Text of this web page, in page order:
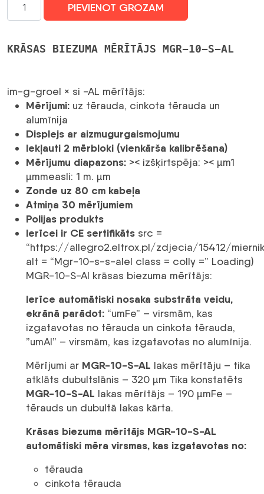
Technology
biezuma
10-
daudzums
PIEVIENOT GROZAM
KRĀSAS BIEZUMA MĒRĪTĀJS MGR-10-S-AL
im-g-groel × si -AL mērītājs:
Mērījumi: uz tērauda, ​​cinkota tērauda un
alumīnija
Displejs ar aizmugurgaismojumu
Iekļauti 2 mērbloki (vienkārša kalibrēšana)
Mērījumu diapazons: >< izšķirtspēja: >< µm1
µmmeasli: 1 m. µm
Zonde uz 80 cm kabeļa
Atmiņa 30 mērījumiem
Polijas produkts
Ierīcei ir CE sertifikāts src =
“https://allegro2.eltrox.pl/zdjecia/15412/
alt = “Mgr-10-s-s-alel class = colly =” Loading)
MGR-10-S-Al krāsas biezuma mērītājs:
Ierīce automātiski nosaka substrāta veidu,
ekrānā parādot: “umFe” – virsmām, kas
izgatavotas no tērauda un cinkota tērauda, ​​
”umAl” – virsmām, kas izgatavotas no alumīnija.
Mērījumi ar MGR-10-S-AL lakas mērītāju – tika
atklāts dubultslānis – 320 µm Tika konstatēts
MGR-10-S-AL lakas mērītājs – 190 µmFe –
tērauds un dubultā lakas kārta.
Krāsas biezuma mērītājs MGR-10-S-AL
automātiski mēra virsmas, kas izgatavotas no:
tērauda
cinkota tērauda